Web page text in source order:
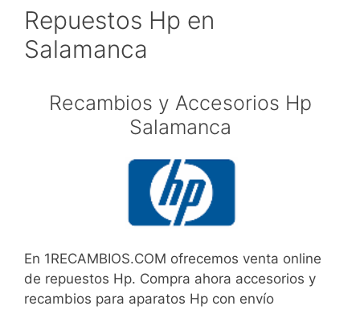
Repuestos Hp en
Salamanca
Recambios y Accesorios Hp
Salamanca
En 1RECAMBIOS.COM ofrecemos venta online
de repuestos Hp. Compra ahora accesorios y
recambios para aparatos Hp con envío